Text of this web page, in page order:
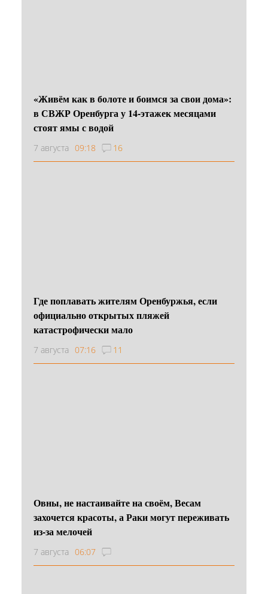
«Живём как в болоте и боимся за свои дома»:
в СВЖР Оренбурга у 14-этажек месяцами
стоят ямы с водой
7 августа 09:18 16
Где поплавать жителям Оренбуржья, если
официально открытых пляжей
катастрофически мало
7 августа 07:16 11
Овны, не настаивайте на своём, Весам
захочется красоты, а Раки могут переживать
из-за мелочей
7 августа 06:07